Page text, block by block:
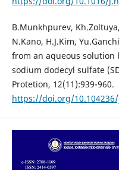
B.Munkhpurev,
N.Kano, H.J.Kim,
from an aqueous solution
sodium dodecyl sulfate
Protetion, 12(11):939-960.
https://doi.org/10.104236/